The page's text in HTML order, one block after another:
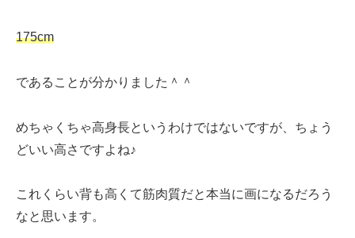
175cm
であることが分かりました＾＾
めちゃくちゃ高身長というわけではないですが、ちょう
どいい高さですよね♪
これくらい背も高くて筋肉質だと本当に画になるだろう
なと思います。